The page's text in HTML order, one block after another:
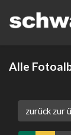
Alle
zurück zur